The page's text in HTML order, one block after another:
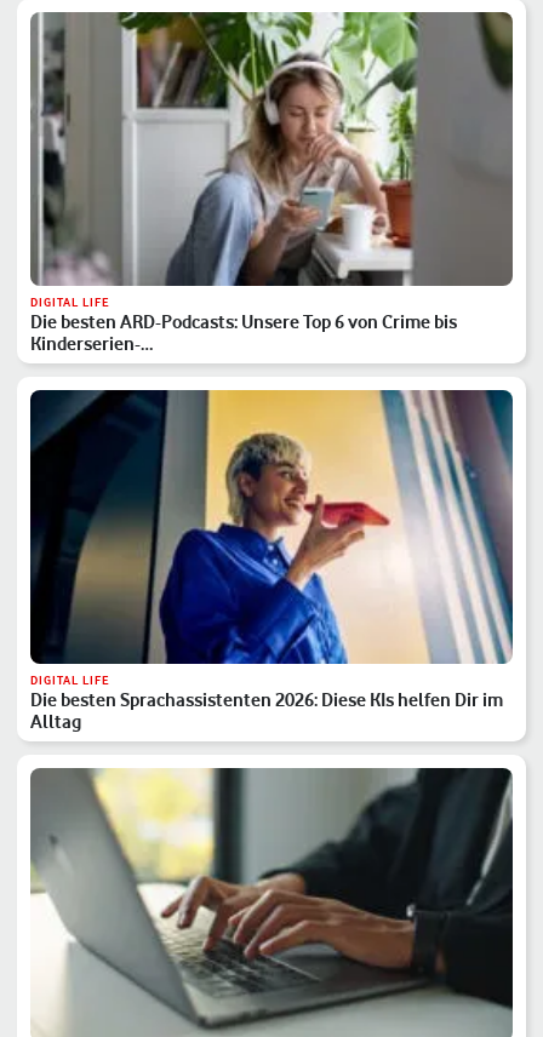
DIGITAL LIFE
Die besten ARD-Podcasts: Unsere Top 6 von Crime bis
Kinderserien-…
DIGITAL LIFE
Die besten Sprachassistenten 2026: Diese KIs helfen Dir im
Alltag